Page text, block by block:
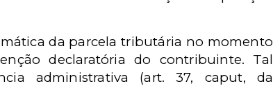
da parcela tributária no momento
declaratória do contribuinte. Tal
administrativa (art. 37, caput, da